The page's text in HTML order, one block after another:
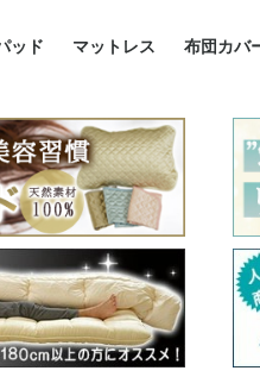
70cm幅 ミニシ
75cm幅 ショー
ングル
80cm幅 セミシ
ッド
グルサイズ敷パッド
い敷パッド
い敷パッド
ク敷パッド
ッド
ク枕パッド
シート
冷感パッド
パッド
ゼケット
ガニックコットン
ドパッド
ドセット
マットレス 布団カバ
掛け布
敷布団
枕カバー
BOXシ
防ダニ
クッシ
オーガ
カバー